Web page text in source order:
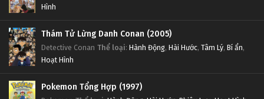
Hình
Thám Tử Lừng Danh Conan (2005)
Detective Conan Thể loại: Hành Động, Hài Hước, Tâm Lý, Bí ẩn,
Hoạt Hình
Pokemon Tổng Hợp (1997)